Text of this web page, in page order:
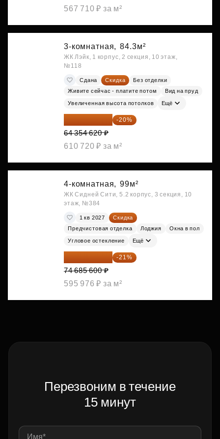
567 710 ₽ за м²
3-комнатная, 84.3м²
ЖК Лэйк, 1 корпус, 2 секция, 10 этаж,
№118
Сдана Скидка
Без отделки
Живите сейчас - платите потом
Вид на пруд
Увеличенная высота потолков Ещё
51 483 696 ₽ -20%
64 354 620 ₽
610 720 ₽ за м²
4-комнатная, 99м²
ЖК Сидней Сити, 5.2 корпус, 3 секция, 10
этаж, №384
1 кв 2027
Скидка
Предчистовая отделка
Лоджия Окна в пол
Угловое остекление Ещё
59 001 624 ₽ -21%
74 685 600 ₽
595 976 ₽ за м²
Перезвоним в течение
15 минут